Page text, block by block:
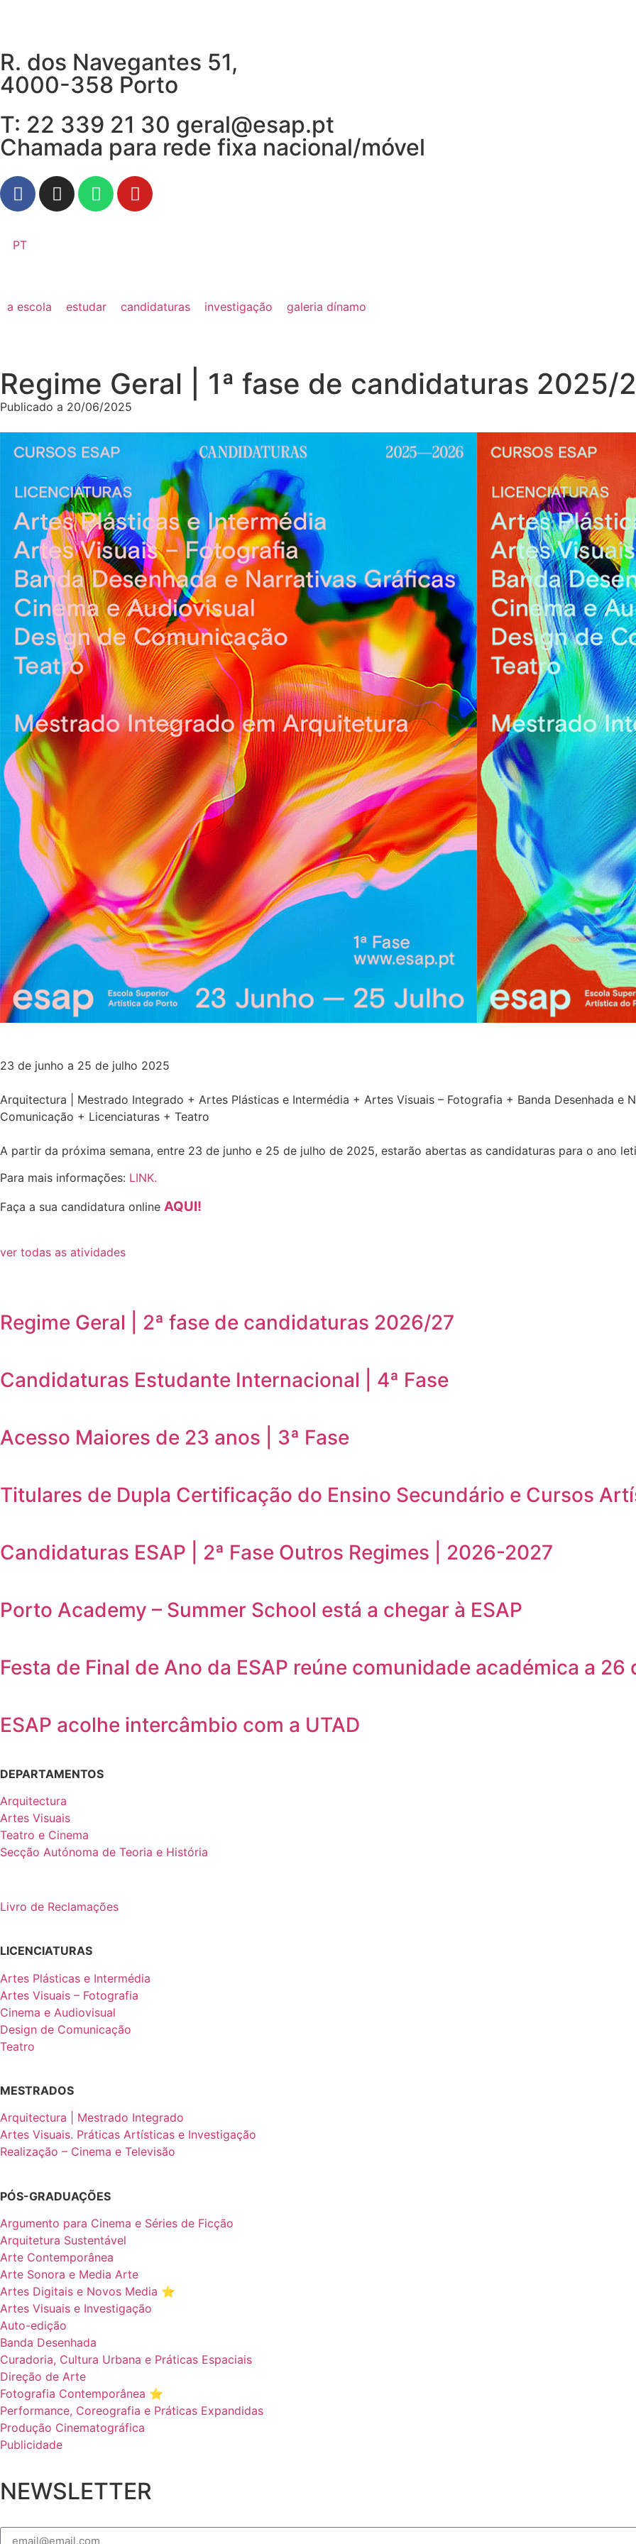
R. dos Navegantes 51,
4000-358 Porto
T: 22 339 21 30 geral@esap.pt
Chamada para rede fixa nacional/móvel
PT
a escola estudar candidaturas investigação galeria dínamo
Regime Geral | 1ª fase de candidaturas 2025/
Publicado a 20/06/2025
23 de junho a 25 de julho 2025
Arquitectura | Mestrado Integrado + Artes Plásticas e Intermédia + Artes Visuais – Fotografia + Banda Desenhada e
Comunicação + Licenciaturas + Teatro
A partir da próxima semana, entre 23 de junho e 25 de julho de 2025, estarão abertas as candidaturas para o ano
Para mais informações: LINK.
Faça a sua candidatura online AQUI!
ver todas as atividades
Regime Geral | 2ª fase de candidaturas 2026/27
Candidaturas Estudante Internacional | 4ª Fase
Acesso Maiores de 23 anos | 3ª Fase
Titulares de Dupla Certificação do Ensino Secundário e Cursos
Candidaturas ESAP | 2ª Fase Outros Regimes | 2026-2027
Porto Academy – Summer School está a chegar à ESAP
Festa de Final de Ano da ESAP reúne comunidade académica a 26
ESAP acolhe intercâmbio com a UTAD
DEPARTAMENTOS
Arquitectura
Artes Visuais
Teatro e Cinema
Secção Autónoma de Teoria e História
Livro de Reclamações
LICENCIATURAS
Artes Plásticas e Intermédia
Artes Visuais – Fotografia
Cinema e Audiovisual
Design de Comunicação
Teatro
MESTRADOS
Arquitectura | Mestrado Integrado
Artes Visuais. Práticas Artísticas e Investigação
Realização – Cinema e Televisão
PÓS-GRADUAÇÕES
Argumento para Cinema e Séries de Ficção
Arquitetura Sustentável
Arte Contemporânea
Arte Sonora e Media Arte
Artes Digitais e Novos Media ⭐️
Artes Visuais e Investigação
Auto-edição
Banda Desenhada
Curadoria, Cultura Urbana e Práticas Espaciais
Direção de Arte
Fotografia Contemporânea ⭐️
Performance, Coreografia e Práticas Expandidas
Produção Cinematográfica
Publicidade
NEWSLETTER